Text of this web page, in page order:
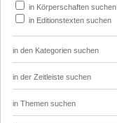
in Körperschaften suchen
in Editionstexten suchen
in den Kategorien suchen
in der Zeitleiste suchen
in Themen suchen